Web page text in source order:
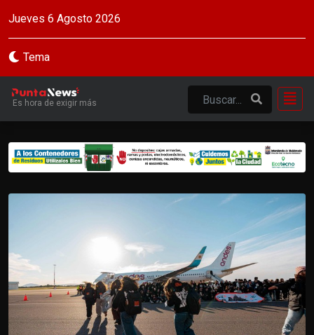
Jueves 6 Agosto 2026
Tema
Es hora de exigir más